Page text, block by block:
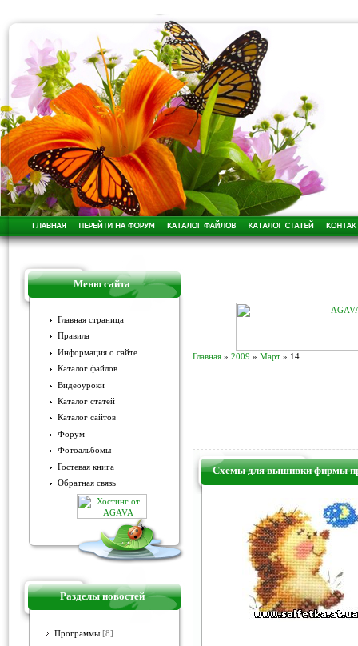
Меню сайта
Главная страница
Правила
Информация о сайте
Каталог файлов
Видеоуроки
Каталог статей
Каталог сайтов
Форум
Фотоальбомы
Гостевая книга
Обратная связь
Разделы новостей
Программы [8]
Главная » 2009 » Март » 14
Схемы для вышивки фирмы